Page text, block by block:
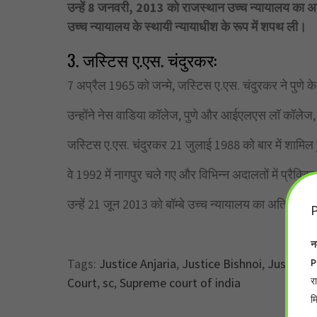
उन्हें 8 जनवरी, 2013 को राजस्थान उच्च न्यायालय का
उच्च न्यायालय के स्थायी न्यायाधीश के रूप में शपथ ली।
3. जस्टिस ए.एस. चंदुरकर:
7 अप्रैल 1965 को जन्मे, जस्टिस ए.एस. चंदुरकर ने पुणे के
उन्होंने नेस वाडिया कॉलेज, पुणे और आईएलएस लॉ
जस्टिस ए.एस. चंदुरकर 21 जुलाई 1988 को बार में
वे 1992 में नागपुर चले गए और विभिन्न अदालतों में
उन्हें 21 जून 2013 को बॉम्बे उच्च न्यायालय का अतिरिक्त
Tags: Justice Anjaria, Justice Bishnoi, Justice
Court, sc, Supreme court of india